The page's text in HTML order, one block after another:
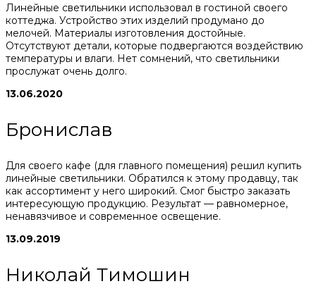
Линейные светильники использовал в гостиной своего
коттеджа. Устройство этих изделий продумано до
мелочей. Материалы изготовления достойные.
Отсутствуют детали, которые подвергаются воздействию
температуры и влаги. Нет сомнений, что светильники
прослужат очень долго.
13.06.2020
Бронислав
Для своего кафе (для главного помещения) решил купить
линейные светильники. Обратился к этому продавцу, так
как ассортимент у него широкий. Смог быстро заказать
интересующую продукцию. Результат — равномерное,
ненавязчивое и современное освещение.
13.09.2019
Николай Тимошин